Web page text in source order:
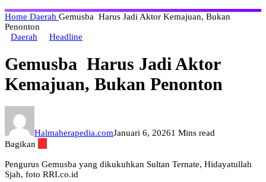
Home Daerah Gemusba Harus Jadi Aktor Kemajuan, Bukan
Penonton
Daerah
Headline
Gemusba Harus Jadi Aktor
Kemajuan, Bukan Penonton
Halmaherapedia.comJanuari 6, 20261 Mins read
Bagikan
Pengurus Gemusba yang dikukuhkan Sultan Ternate, Hidayatullah
Sjah, foto RRI.co.id